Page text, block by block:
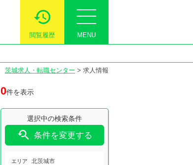
MENU
閲覧履歴
茨城求人・転職センター > 求人情報
0件を表示
選択中の検索条件
 条件を変更する
エリア 北茨城市